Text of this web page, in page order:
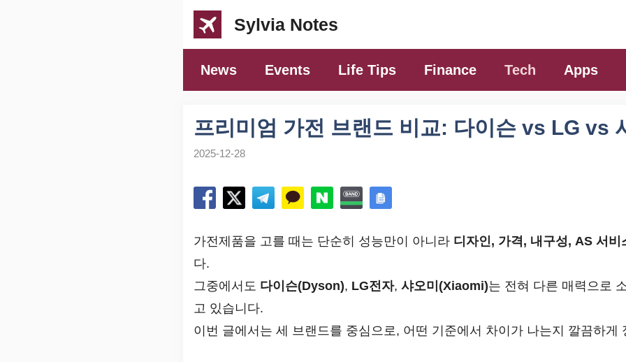
Sylvia Notes
News Events Life Tips Finance Tech Apps
프리미엄 가전 브랜드 비교: 다이슨 vs LG vs
2025-12-28
가전제품을 고를 때는 단순히 성능만이 아니라 디자인, 가격, 내구성, AS 서비
다.
그중에서도 다이슨(Dyson), LG전자, 샤오미(Xiaomi)는 전혀 다른 매력으로
고 있습니다.
이번 글에서는 세 브랜드를 중심으로, 어떤 기준에서 차이가 나는지 깔끔하게